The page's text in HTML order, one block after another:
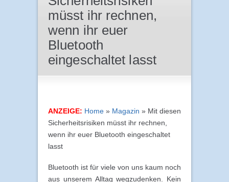
müsst ihr rechnen,
wenn ihr euer
Bluetooth
eingeschaltet lasst
ANZEIGE: Home » Magazin » Mit diesen
Sicherheitsrisiken müsst ihr rechnen,
wenn ihr euer Bluetooth eingeschaltet
lasst
Bluetooth ist für viele von uns kaum noch
aus unserem Alltag wegzudenken. Kein